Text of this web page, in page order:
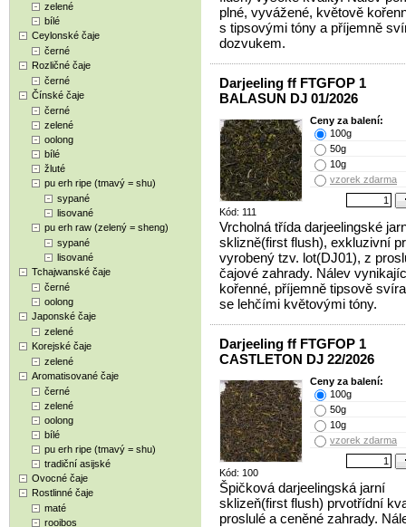
zelené
bílé
Ceylonské čaje
černé
Rozličné čaje
černé
Čínské čaje
černé
zelené
oolong
bílé
žluté
pu erh ripe (tmavý = shu)
sypané
lisované
pu erh raw (zelený = sheng)
sypané
lisované
Tchajwanské čaje
černé
oolong
Japonské čaje
zelené
Korejské čaje
zelené
Aromatisované čaje
černé
zelené
oolong
bílé
pu erh ripe (tmavý = shu)
tradiční asijské
Ovocné čaje
Rostlinné čaje
maté
rooibos
plné, vyvážené, květově
s tipsovými tóny a příjemně
dozvukem.
Darjeeling ff FTGFOP 1
BALASUN DJ 01/2026
Kód: 111
Ceny za balení:
100g
50g
10g
vzorek zdarma
Vrcholná třída darjeelingské
sklizně(first flush), exkluzivní
vyrobený tzv. lot(DJ01), z
čajové zahrady. Nálev
kořenné, příjemně tipsově
se lehčími květovými tóny.
Darjeeling ff FTGFOP 1
CASTLETON DJ 22/2026
Kód: 100
Ceny za balení:
100g
50g
10g
vzorek zdarma
Špičková darjeelingská jarní
sklizeň(first flush) prvotřídní
proslulé a ceněné zahrady.